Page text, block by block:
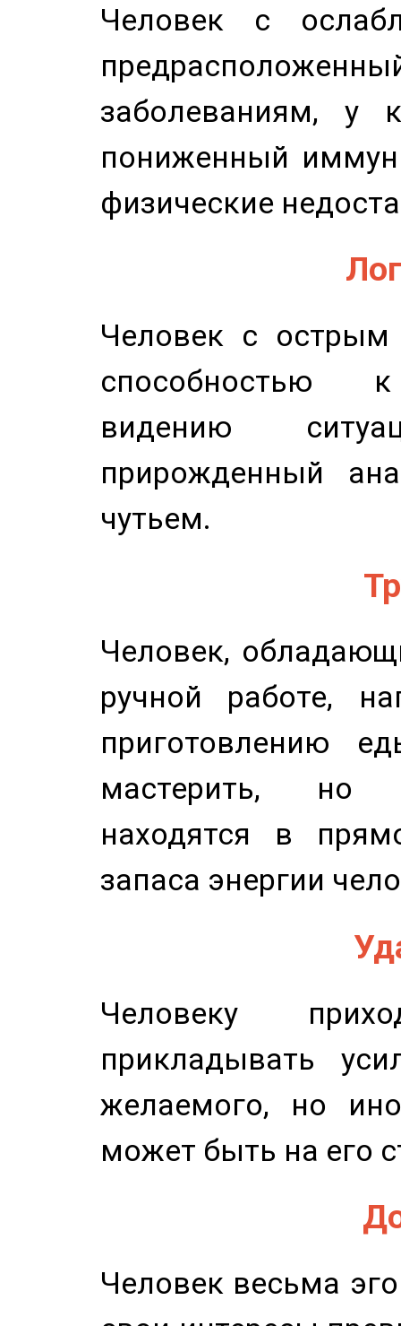
Человек с
заболеваниям, у
пониженный
физические
Человек с
способностью к
видению
прирожденный
чутьем.
Человек,
ручной работе,
приготовлению
мастерить, но
находятся в
запаса энергии
Человеку
прикладывать
желаемого, но
может быть на его
Человек весьма